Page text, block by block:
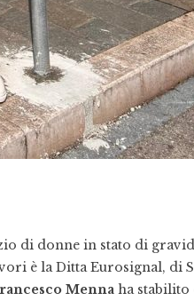
di donne in stato di
è la Ditta Eurosignal, di
Menna ha stabilito